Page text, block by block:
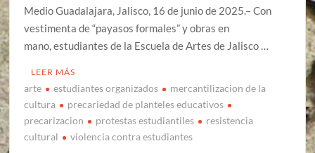
Medio Guadalajara, Jalisco, 16 de junio de 2025.– Con
vestimenta de “payasos formales” y obras en
mano, estudiantes de la Escuela de Artes de Jalisco …
LEER MÁS
arte estudiantes organizados
mercantilizacion de la
cultura
precariedad de planteles educativos
precarizacion
protestas estudiantiles
resistencia
cultural
violencia contra estudiantes